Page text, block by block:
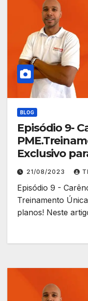
BLOG
Episódio 9-
Exclusivo
planos.
21/08/2023
Episódio 9 -
Treinamento
planos! Neste